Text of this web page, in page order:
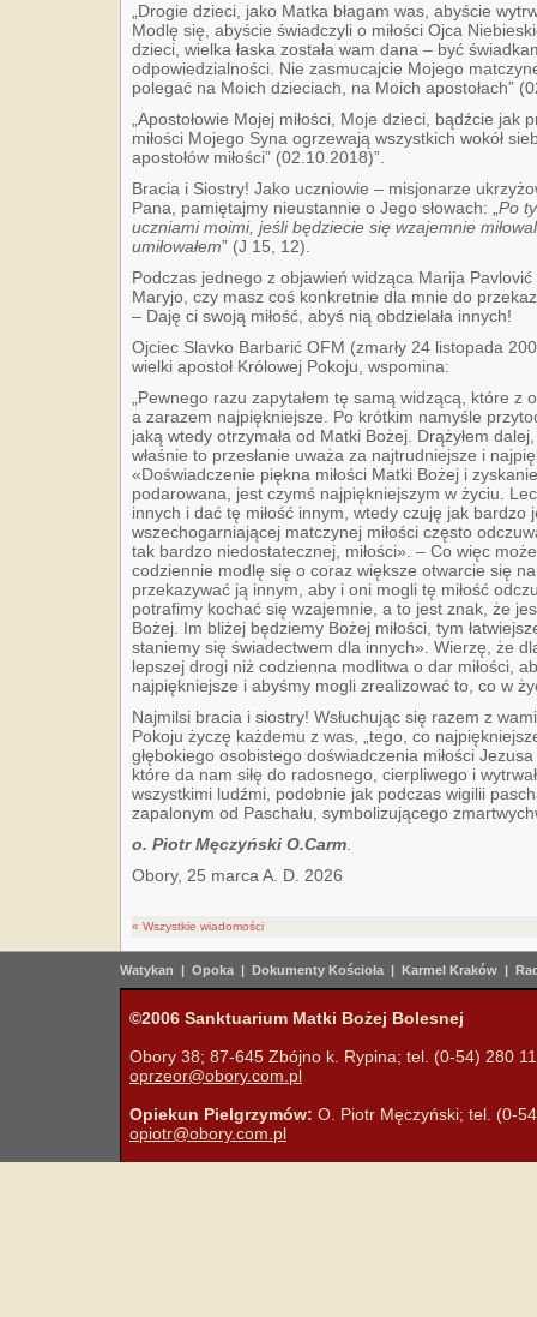
„Drogie dzieci, jako Matka błagam was, abyście
Modlę się, abyście świadczyli o miłości Ojca
dzieci, wielka łaska została wam dana – być
odpowiedzialności. Nie zasmucajcie Mojego
polegać na Moich dzieciach, na Moich apostołach”
„Apostołowie Mojej miłości, Moje dzieci, bądźcie jak
miłości Mojego Syna ogrzewają wszystkich wokół
apostołów miłości” (02.10.2018)”.
Bracia i Siostry! Jako uczniowie – misjonarze
Pana, pamiętajmy nieustannie o Jego słowach: „ Po
uczniami moimi, jeśli będziecie się wzajemnie
umiłowałem” (J 15, 12).
Podczas jednego z objawień widząca Marija
Maryjo, czy masz coś konkretnie dla mnie do
– Daję ci swoją miłość, abyś nią obdzielała innych!
Ojciec Slavko Barbarić OFM (zmarły 24 listopada
wielki apostoł Królowej Pokoju, wspomina:
„Pewnego razu zapytałem tę samą widzącą, które
a zarazem najpiękniejsze. Po krótkim namyśle
jaką wtedy otrzymała od Matki Bożej. Drążyłem
właśnie to przesłanie uważa za najtrudniejsze i
«Doświadczenie piękna miłości Matki Bożej i
podarowana, jest czymś najpiękniejszym w życiu.
innych i dać tę miłość innym, wtedy czuję jak bardzo
wszechogarniającej matczynej miłości często
tak bardzo niedostatecznej, miłości». – Co więc
codziennie modlę się o coraz większe otwarcie się
przekazywać ją innym, aby i oni mogli tę miłość
potrafimy kochać się wzajemnie, a to jest znak, że
Bożej. Im bliżej będziemy Bożej miłości, tym
staniemy się świadectwem dla innych». Wierzę, że
lepszej drogi niż codzienna modlitwa o dar miłości,
najpiękniejsze i abyśmy mogli zrealizować to, co w
Najmilsi bracia i siostry! Wsłuchując się razem z
Pokoju życzę każdemu z was, „tego, co
głębokiego osobistego doświadczenia miłości
które da nam siłę do radosnego, cierpliwego i
wszystkimi ludźmi, podobnie jak podczas wigilii
zapalonym od Paschału, symbolizującego
o. Piotr Męczyński O.Carm
Obory, 25 marca A. D. 2026
« Wszystkie wiadomości
Watykan | Opoka | Dokumenty Kościoła | Karmel Kraków |
©2006 Sanktuarium Matki Bożej Bolesnej
Obory 38; 87-645 Zbójno k. Rypina; tel. (0-54) 280
oprzeor@obory.com.pl
Opiekun Pielgrzymów: O. Piotr Męczyński; tel. (0-
opiotr@obory.com.pl